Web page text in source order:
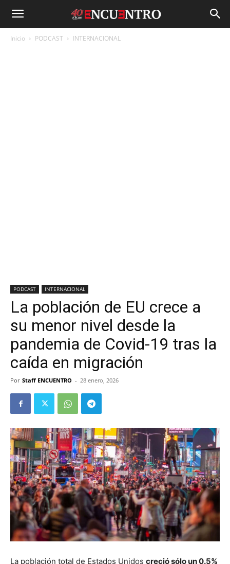
Inicio PODCAST INTERNACIONAL
PODCAST INTERNACIONAL
La población de EU crece a
su menor nivel desde la
pandemia de Covid-19 tras la
caída en migración
Por Staff ENCUENTRO - 28 enero, 2026
La población total de Estados Unidos creció sólo un 0.5%